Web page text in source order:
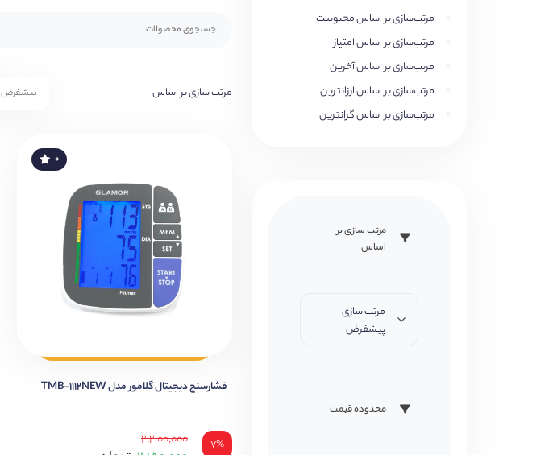
مرتب‌سازی بر اساس محبوبیت
مرتب‌سازی بر اساس امتیاز
مرتب‌سازی بر اساس آخرین
مرتب‌سازی بر اساس ارزانترین
مرتب‌سازی بر اساس گرانترین
مرتب سازی بر
اساس
مرتب سازی
پیشفرض
محدوده قیمت
مرتب سازی بر اساس پیشفرض
۰
فشارسنج دیجیتال گلامور مدل TMB-1112NEW
۷% ۲,۳۰۰,۰۰۰